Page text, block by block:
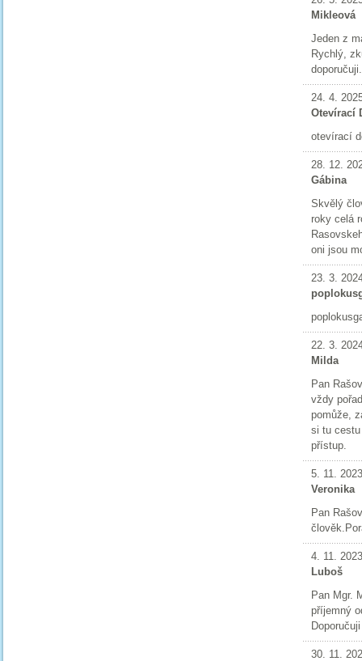
Mikleová
Jeden z
Rychlý,
doporučuji.
24. 4.
Otevírací
otevírací
28. 12.
Gábina
Skvělý
roky celá
oni jsou
23. 3.
22. 3.
Milda
Pan
vždy
pomůže,
si tu
přístup.
5. 11.
Veronika
Pan
4. 11.
Luboš
Pan Mgr.
příjemný
30. 11.